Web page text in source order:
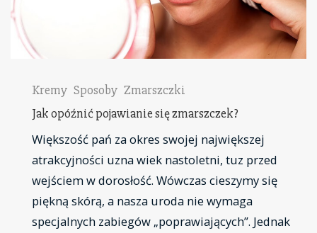
Kremy Sposoby Zmarszczki
Jak opóźnić pojawianie się zmarszczek?
Większość pań za okres swojej największej
atrakcyjności uzna wiek nastoletni, tuz przed
wejściem w dorosłość. Wówczas cieszymy się
piękną skórą, a nasza uroda nie wymaga
specjalnych zabiegów „poprawiających”. Jednak